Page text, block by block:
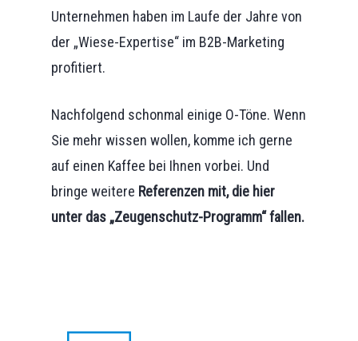
Unternehmen haben im Laufe der Jahre von
der „Wiese-Expertise“ im B2B-Marketing
profitiert.
Nachfolgend schonmal einige O-Töne. Wenn
Sie mehr wissen wollen, komme ich gerne
auf einen Kaffee bei Ihnen vorbei. Und
bringe weitere Referenzen mit, die hier
unter das „Zeugenschutz-Programm“ fallen.